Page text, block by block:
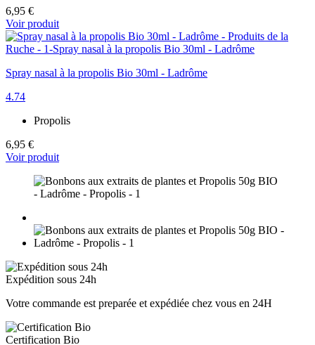
6,95 €
Voir produit
Spray nasal à la propolis Bio 30ml - Ladrôme
4.74
Propolis
6,95 €
Voir produit
Expédition sous 24h
Votre commande est preparée et expédiée chez vous en 24H
Certification Bio